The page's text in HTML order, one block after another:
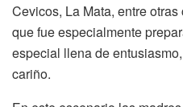
Cevicos, La Mata, entre
que fue especialmente
especial llena de
cariño.